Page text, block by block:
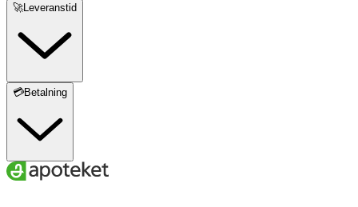
🚀Leveranstid
💳Betalning